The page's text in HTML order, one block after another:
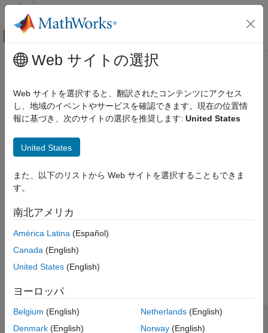
コンテンツへスキップ
オフキャンバス ナビゲーション メ
ドキュメンテーションのホーム
Stateflow
チャート プログラミング
項目一覧
構文
例
入力引数
バージョン履歴
参考
メインコンテンツ
dialog
プロパティ ダイアログ ボックスを開く
構文
説明
クスを開きます。
例
例
すべて折りたたむ
チャートのプロパティ ダイアログ ボックスを開
く
Web サイトの選択
Web サイトを選択すると、翻訳されたコンテンツにアクセス
し、地域のイベントやサービスを確認できます。現在の位置情
報に基づき、次のサイトの選択を推奨します: United States
United States
また、以下のリストから Web サイトを選択することもできま
す。
南北アメリカ
América Latina (Español)
Canada (English)
United States (English)
ヨーロッパ
Belgium (English)
Denmark (English)
Netherlands(English)
Norway(English)